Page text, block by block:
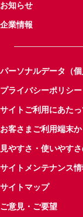
お知らせ
企業情報
パーソナルデータ（
プライバシーポリシー
サイトご利用にあたっ
お客さまご利用端末
見やすさ・使いやす
サイトメンテナンス情
サイトマップ
ご意見・ご要望